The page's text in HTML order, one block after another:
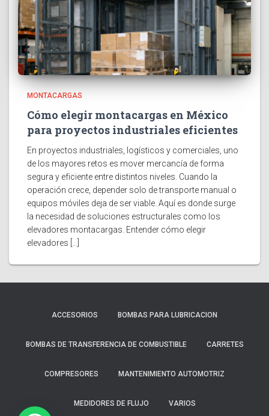
MONTACARGAS
Cómo elegir montacargas en México
para proyectos industriales eficientes
En proyectos industriales, logísticos y comerciales, uno
de los mayores retos es mover mercancía de forma
segura y eficiente entre distintos niveles. Cuando la
operación crece, depender solo de transporte manual o
equipos móviles deja de ser viable. Aquí es donde surge
la necesidad de soluciones estructurales como los
elevadores montacargas. Entender cómo elegir
elevadores […]
ACCESORIOS BOMBAS PARA LUBRICACION
BOMBAS DE TRANSFERENCIA DE COMBUSTIBLE CARRETES
COMPRESORES MANTENIMIENTO AUTOMOTRIZ
MEDIDORES DE FLUJO VARIOS